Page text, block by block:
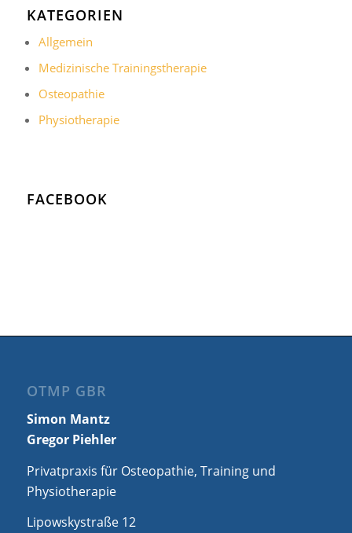
KATEGORIEN
Allgemein
Medizinische Trainingstherapie
Osteopathie
Physiotherapie
FACEBOOK
OTMP GBR
Simon Mantz
Gregor Piehler
Privatpraxis für Osteopathie, Training und
Physiotherapie
Lipowskystraße 12